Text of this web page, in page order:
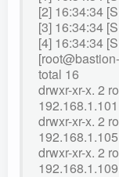
[2] 16:34:34
[3] 16:34:34
[4] 16:34:34
total 16
drwxr-xr-x. 2
192.168.1.101
drwxr-xr-x. 2
192.168.1.105
drwxr-xr-x. 2
192.168.1.109